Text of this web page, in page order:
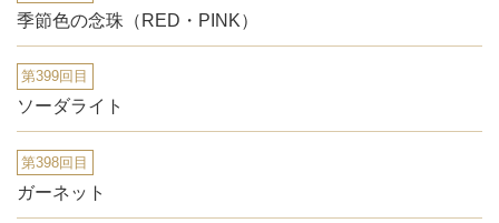
季節色の念珠（RED・PINK）
第399回目
ソーダライト
第398回目
ガーネット